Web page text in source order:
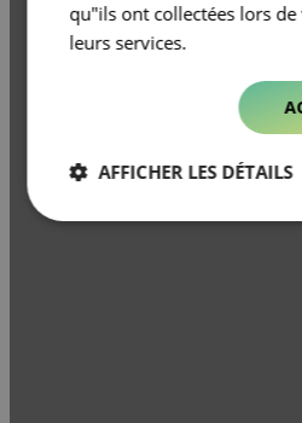
qu"ils ont collectées lors
leurs services.
AFFICHER LES DÉTAILS